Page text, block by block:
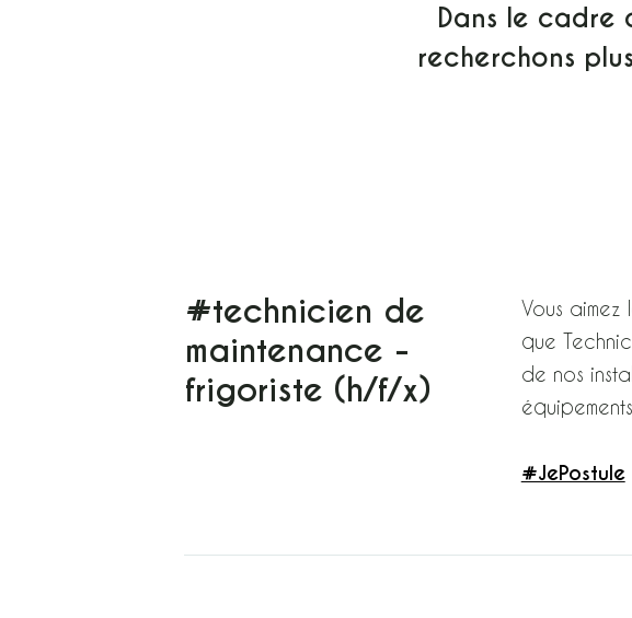
Dans le cadre
recherchons
#technicien de
maintenance -
frigoriste (h/f/x)
Vous aimez
que
de nos
#JePostule